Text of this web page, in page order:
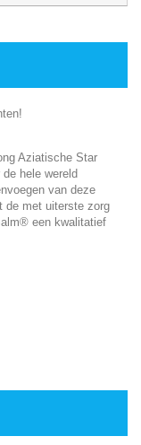
Aziatische Star
hele wereld
van deze
de met uiterste zorg
een kwalitatief